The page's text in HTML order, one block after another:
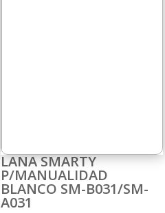
LANA SMARTY
P/MANUALIDAD
BLANCO SM-B031/SM-
A031